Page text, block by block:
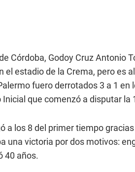
Córdoba, Godoy Cruz Antonio
el estadio de la Crema, pero es
fuero derrotados 3 a 1 en
que comenzó a disputar la
a los 8 del primer tiempo
una victoria por dos motivos:
40 años.